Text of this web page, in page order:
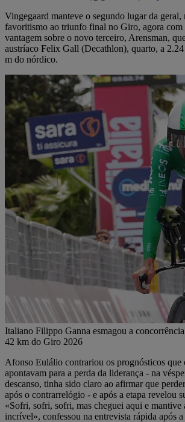
Vingegaard manteve o segundo lugar da geral,
favoritismo ao triunfo final no Giro, agora com
vantagem sobre o novo terceiro, Arensman,
austríaco Felix Gall (Decathlon), quarto, a
m do nórdico.
Italiano Filippo Ganna esmagou a
42 km do Giro 2026
Afonso Eulálio contrariou os prognósticos que
apontavam para a perda da liderança - na
descanso, tinha sido claro ao afirmar que
após o contrarrelógio - e após a etapa revelou
«Sofri, sofri, sofri, mas cheguei aqui e mantive
incrível», confessou na entrevista rápida após a